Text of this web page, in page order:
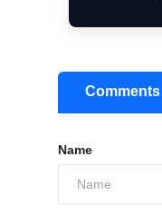
Comments
Name